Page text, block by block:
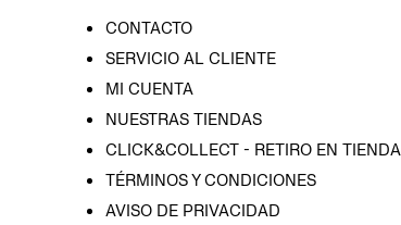
CONTACTO
SERVICIO AL CLIENTE
MI CUENTA
NUESTRAS TIENDAS
CLICK&COLLECT - RETIRO EN TIENDA
TÉRMINOS Y CONDICIONES
AVISO DE PRIVACIDAD